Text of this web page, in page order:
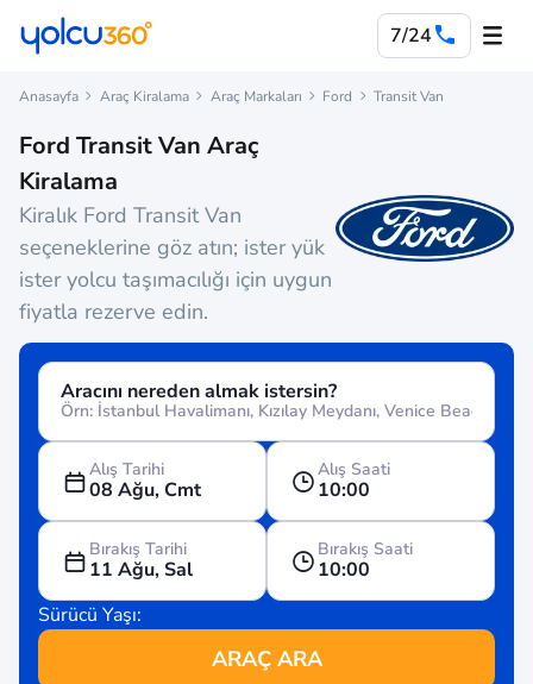
7/24
Anasayfa Araç Kiralama Araç Markaları Ford Transit Van
Ford Transit Van Araç
Kiralama
Kiralık Ford Transit Van
seçeneklerine göz atın; ister yük
ister yolcu taşımacılığı için uygun
fiyatla rezerve edin.
Aracını nereden almak istersin?
Alış Tarihi
08 Ağu, Cmt
Alış Saati
10:00
Bırakış Tarihi
11 Ağu, Sal
Bırakış Saati
10:00
Sürücü Yaşı:
ARAÇ ARA